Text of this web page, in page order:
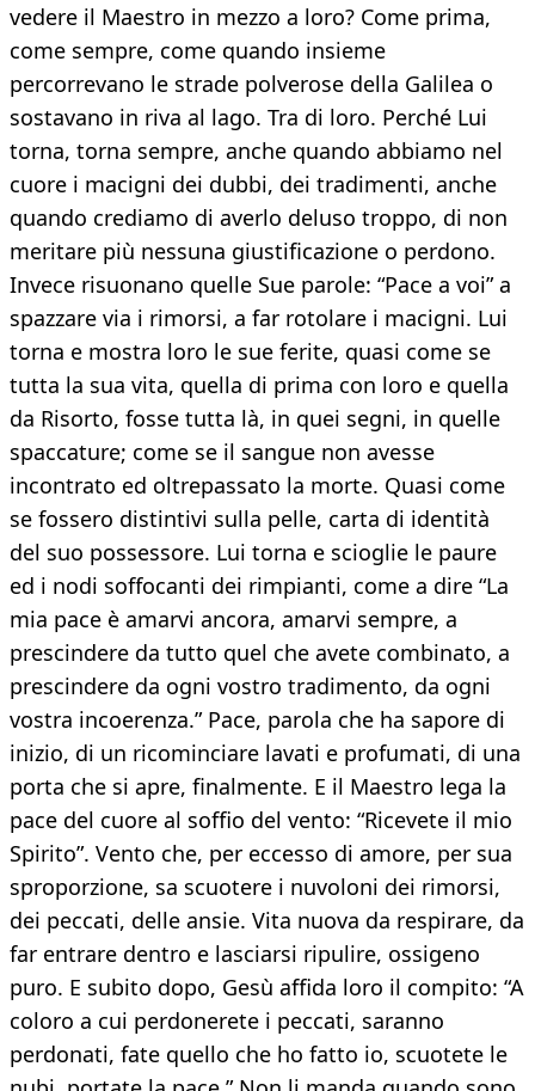
vedere il Maestro in mezzo a loro? Come prima,
come sempre, come quando insieme
percorrevano le strade polverose della Galilea o
sostavano in riva al lago. Tra di loro. Perché Lui
torna, torna sempre, anche quando abbiamo nel
cuore i macigni dei dubbi, dei tradimenti, anche
quando crediamo di averlo deluso troppo, di non
meritare più nessuna giustificazione o perdono.
Invece risuonano quelle Sue parole: “Pace a voi” a
spazzare via i rimorsi, a far rotolare i macigni. Lui
torna e mostra loro le sue ferite, quasi come se
tutta la sua vita, quella di prima con loro e quella
da Risorto, fosse tutta là, in quei segni, in quelle
spaccature; come se il sangue non avesse
incontrato ed oltrepassato la morte. Quasi come
se fossero distintivi sulla pelle, carta di identità
del suo possessore. Lui torna e scioglie le paure
ed i nodi soffocanti dei rimpianti, come a dire “La
mia pace è amarvi ancora, amarvi sempre, a
prescindere da tutto quel che avete combinato, a
prescindere da ogni vostro tradimento, da ogni
vostra incoerenza.” Pace, parola che ha sapore di
inizio, di un ricominciare lavati e profumati, di una
porta che si apre, finalmente. E il Maestro lega la
pace del cuore al soffio del vento: “Ricevete il mio
Spirito”. Vento che, per eccesso di amore, per sua
sproporzione, sa scuotere i nuvoloni dei rimorsi,
dei peccati, delle ansie. Vita nuova da respirare, da
far entrare dentro e lasciarsi ripulire, ossigeno
puro. E subito dopo, Gesù affida loro il compito: “A
coloro a cui perdonerete i peccati, saranno
perdonati, fate quello che ho fatto io, scuotete le